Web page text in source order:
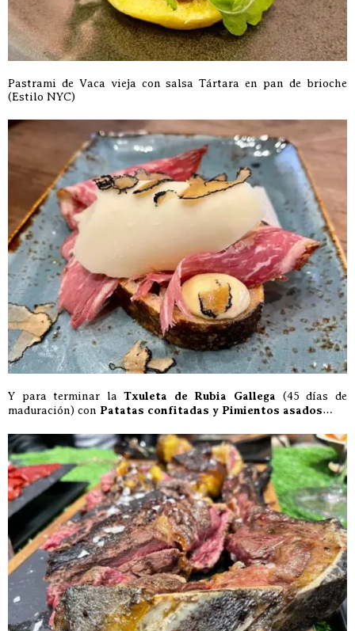
Pastrami de Vaca vieja con salsa Tártara en pan de brioche
(Estilo NYC)
Y para terminar la Txuleta de Rubia Gallega (45 días de
maduración) con Patatas confitadas y Pimientos asados…